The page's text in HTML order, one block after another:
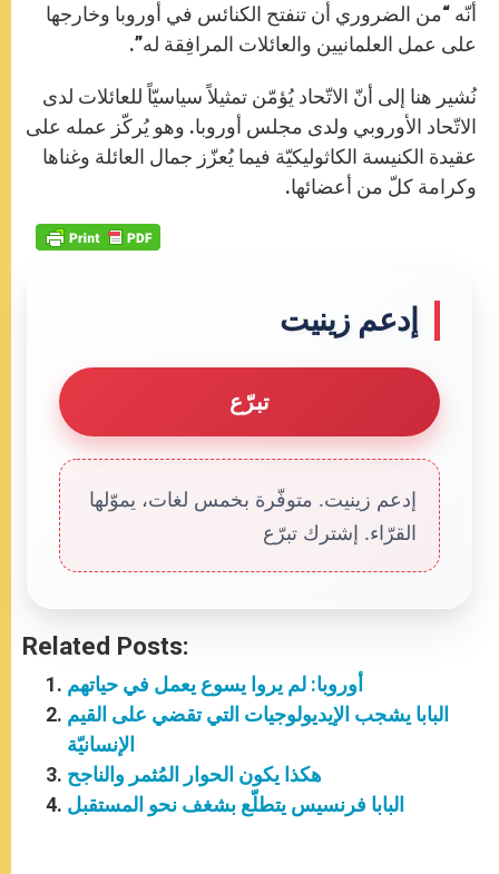
أنّه “من الضروري أن تنفتح الكنائس في أوروبا وخارجها
على عمل العلمانيين والعائلات المرافِقة له”.
نُشير هنا إلى أنّ الاتّحاد يُؤمّن تمثيلاً سياسيّاً للعائلات لدى
الاتّحاد الأوروبي ولدى مجلس أوروبا. وهو يُركّز عمله على
عقيدة الكنيسة الكاثوليكيّة فيما يُعزّز جمال العائلة وغناها
وكرامة كلّ من أعضائها.
إدعم زينيت
تبرّع
إدعم زينيت. متوفّرة بخمس لغات، يموّلها
القرّاء. إشترك تبرّع
Related Posts:
أوروبا: لم يروا يسوع يعمل في حياتهم
البابا يشجب الإيديولوجيات التي تقضي على القيم
الإنسانيّة
هكذا يكون الحوار المُثمر والناجح
البابا فرنسيس يتطلّع بشغف نحو المستقبل